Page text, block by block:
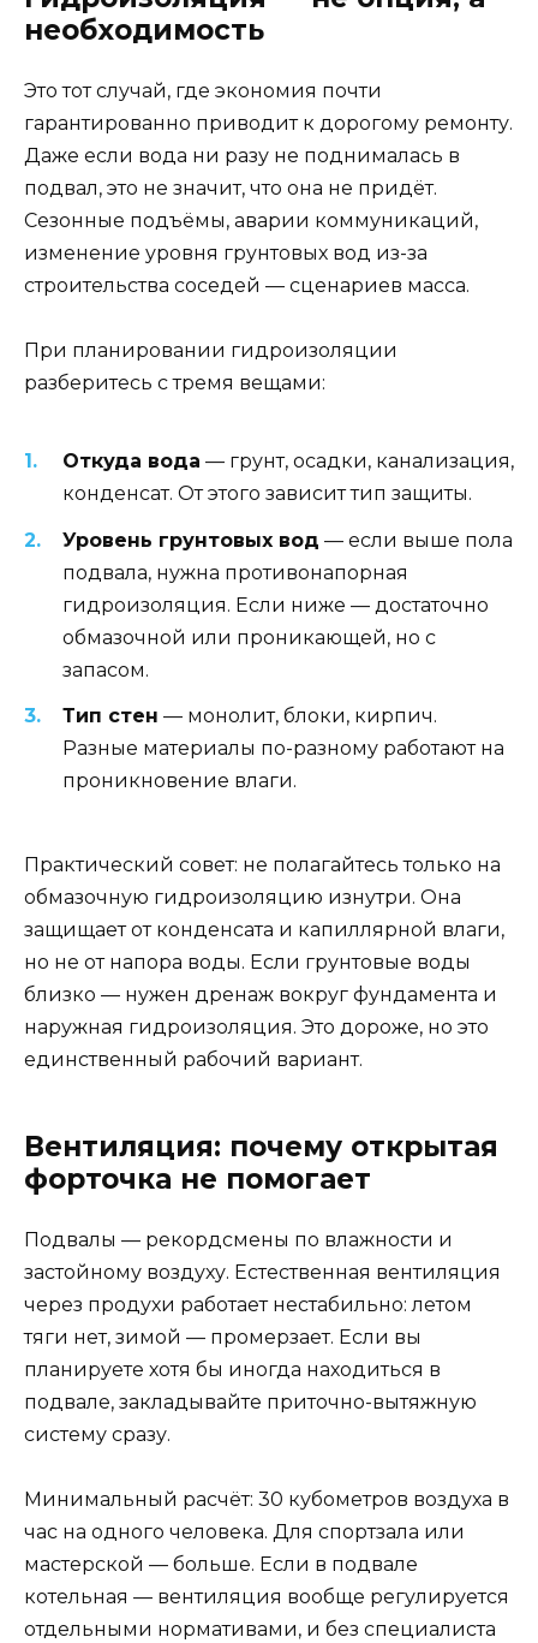
необходимость
Это тот случай, где экономия почти
гарантированно приводит к дорогому ремонту.
Даже если вода ни разу не поднималась в
подвал, это не значит, что она не придёт.
Сезонные подъёмы, аварии коммуникаций,
изменение уровня грунтовых вод из-за
строительства соседей — сценариев масса.
При планировании гидроизоляции
разберитесь с тремя вещами:
Откуда вода — грунт, осадки, канализация,
конденсат. От этого зависит тип защиты.
Уровень грунтовых вод — если выше пола
подвала, нужна противонапорная
гидроизоляция. Если ниже — достаточно
обмазочной или проникающей, но с
запасом.
Тип стен — монолит, блоки, кирпич.
Разные материалы по-разному работают на
проникновение влаги.
Практический совет: не полагайтесь только на
обмазочную гидроизоляцию изнутри. Она
защищает от конденсата и капиллярной влаги,
но не от напора воды. Если грунтовые воды
близко — нужен дренаж вокруг фундамента и
наружная гидроизоляция. Это дороже, но это
единственный рабочий вариант.
Вентиляция: почему открытая
форточка не помогает
Подвалы — рекордсмены по влажности и
застойному воздуху. Естественная вентиляция
через продухи работает нестабильно: летом
тяги нет, зимой — промерзает. Если вы
планируете хотя бы иногда находиться в
подвале, закладывайте приточно-вытяжную
систему сразу.
Минимальный расчёт: 30 кубометров воздуха в
час на одного человека. Для спортзала или
мастерской — больше. Если в подвале
котельная — вентиляция вообще регулируется
отдельными нормативами, и без специалиста